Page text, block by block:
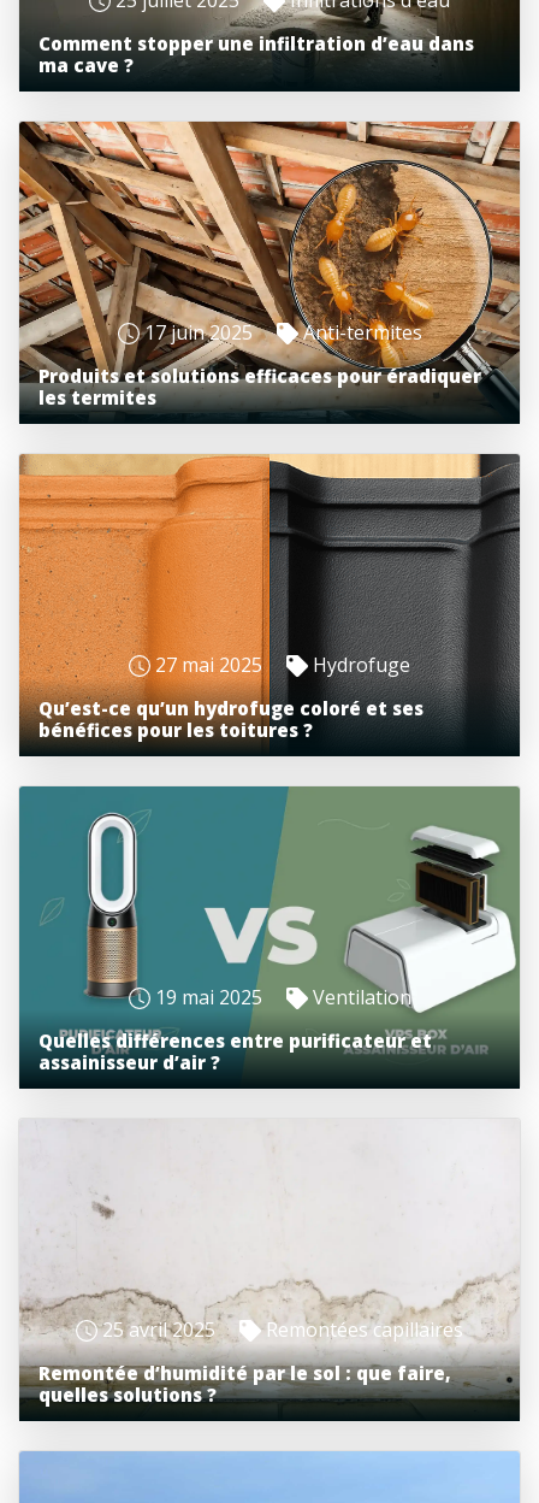
Comment stopper une infiltration d’eau dans
ma cave ?
Produits et solutions efficaces pour éradiquer
les termites
17 juin 2025 Anti-termites
Qu’est-ce qu’un hydrofuge coloré et ses
bénéfices pour les toitures ?
27 mai 2025 Hydrofuge
Quelles différences entre purificateur et
assainisseur d’air ?
19 mai 2025 Ventilation
Remontée d’humidité par le sol : que faire,
quelles solutions ?
25 avril 2025 Remontées capillaires